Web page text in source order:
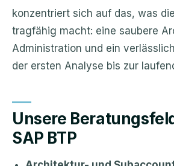
konzentriert sich auf das, was
tragfähig macht: eine saubere
Administration und ein
der ersten Analyse bis zur
Unsere
SAP BTP